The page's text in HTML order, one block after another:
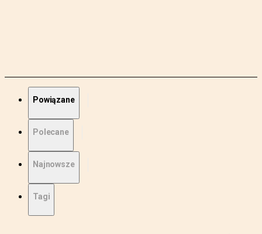
Powiązane
Polecane
Najnowsze
Tagi